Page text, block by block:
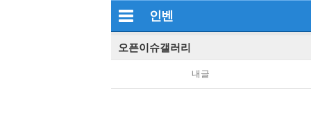
인벤
오픈이슈갤러리
내글